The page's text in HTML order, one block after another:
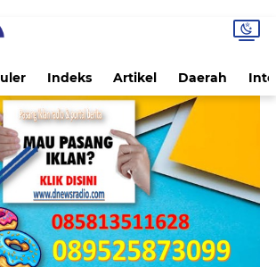
Indeks Artikel Daerah